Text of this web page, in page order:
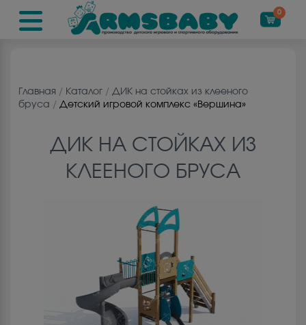
0
Главная / Каталог / ДИК на cтойках из клееного
бруса / Детский игровой комплекс «Вершина»
ДИК НА CТОЙКАХ ИЗ
КЛЕЕНОГО БРУСА